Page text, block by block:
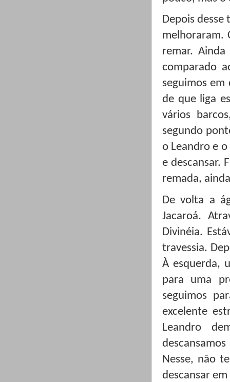
Depois desse
melhoraram.
remar.
comparado
seguimos
de que liga
vários
segundo
o Leandro e
e descansar.
remada,
De volta a
Jacaroá.
Divinéia.
travessia.
À esquerda,
para uma
seguimos
excelente
Leandro
Nesse, não
descansar